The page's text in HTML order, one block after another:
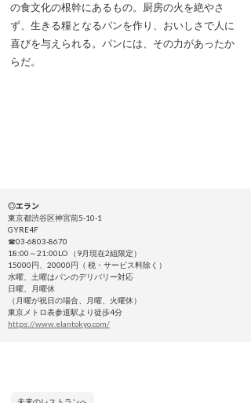
の食文化の根幹にあるもの。厨房の火を絶やさ
ず、生きる糧となるパンを作り、おいしさで人に
喜びを与えられる。パンには、その力があったか
らだ。
◎エラン
東京都渋谷区神宮前5-10-1
GYRE4F
☎03-6803-8670
18:00～21:00LO （9月現在2組限定）
15000円、20000円（ 税・サービス料除く）
水曜、土曜はパンのデリバリー対応
日曜、月曜休
（月曜が祝日の場合、月曜、火曜休）
東京メトロ表参道駅より徒歩4分
https://www.elantokyo.com/